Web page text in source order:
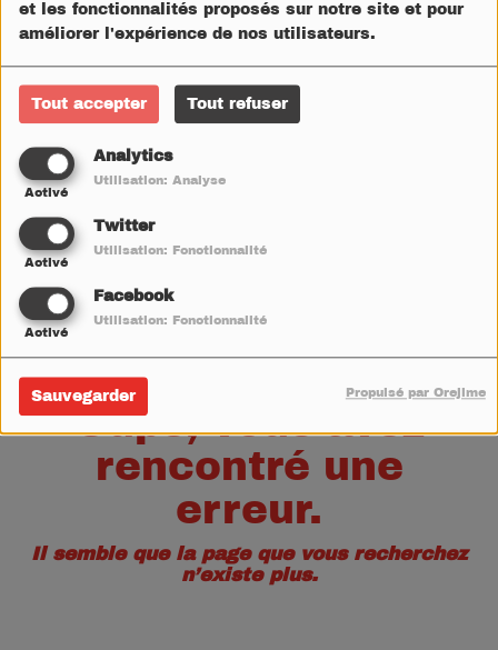
et les fonctionnalités proposés sur notre site et pour
améliorer l'expérience de nos utilisateurs.
Tout accepter Tout refuser
Analytics
Activé
Utilisation: Analyse
Twitter
Activé
Utilisation: Fonctionnalité
Facebook
Activé
Utilisation: Fonctionnalité
Sauvegarder Propulsé par Orejime
Oups, vous avez
rencontré une
erreur.
Il semble que la page que vous recherchez
n’existe plus.